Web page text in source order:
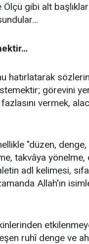
gibi alt
hatırlatarak
görevini
vermek,
"düzen,
takvâya yönelme,
adl kelimesi,
Allah'ın
ruhî denge ve